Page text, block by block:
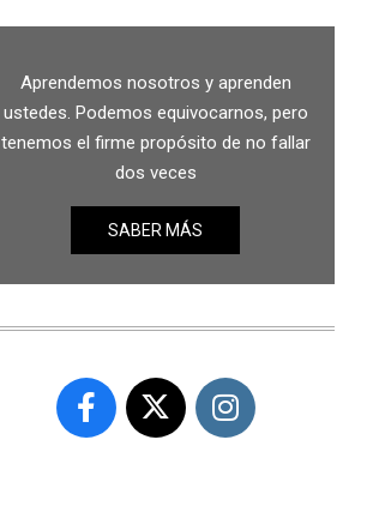
Aprendemos nosotros y aprenden
ustedes. Podemos equivocarnos, pero
tenemos el firme propósito de no fallar
dos veces
SABER MÁS